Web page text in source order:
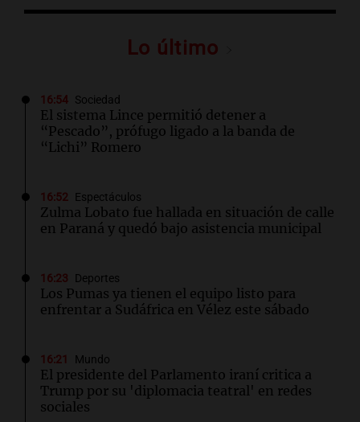
Lo último
16:54 Sociedad
El sistema Lince permitió detener a
“Pescado”, prófugo ligado a la banda de
“Lichi” Romero
16:52 Espectáculos
Zulma Lobato fue hallada en situación de calle
en Paraná y quedó bajo asistencia municipal
16:23 Deportes
Los Pumas ya tienen el equipo listo para
enfrentar a Sudáfrica en Vélez este sábado
16:21 Mundo
El presidente del Parlamento iraní critica a
Trump por su 'diplomacia teatral' en redes
sociales